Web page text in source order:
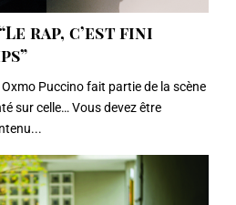
rap, c’est fini
Puccino fait partie de la scène
sur celle… Vous devez être